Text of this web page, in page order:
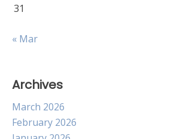
31
« Mar
Archives
March 2026
February 2026